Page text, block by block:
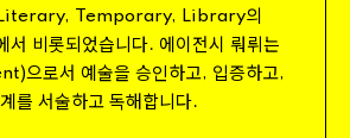
, Temporary, Library의
서 비롯되었습니다. 에이전시 뤄뤼는
)으로서 예술을 승인하고, 입증하고,
를 서술하고 독해합니다.